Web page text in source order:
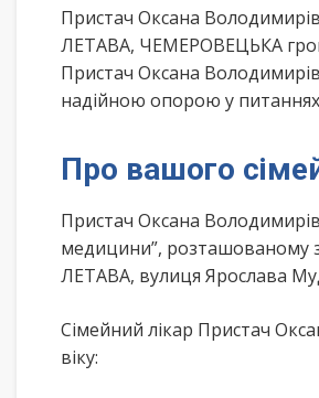
Пристач Оксана
ЛЕТАВА, ЧЕМЕРОВЕЦЬКА
Пристач Оксана
надійною опорою у питаннях
Про вашого
Пристач Оксана
медицини”,
ЛЕТАВА, вулиця Ярослава
Сімейний лікар Пристач
віку: